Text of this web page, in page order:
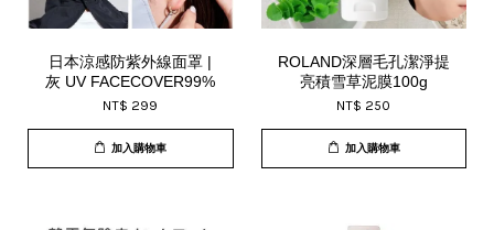
日本涼感防紫外線面罩 |
灰 UV FACECOVER99%
NT$ 299
加入購物車
ROLAND深層毛孔潔淨提
亮積雪草泥膜100g
NT$ 250
加入購物車